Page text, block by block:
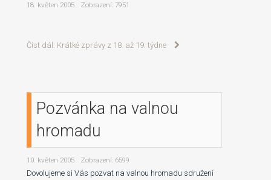
18. květen 2005 Zobrazení: 7951
Číst dál: Krátké zprávy z 18. až 19. týdne
Pozvánka na valnou
hromadu
10. květen 2005 Zobrazení: 6599
Dovolujeme si Vás pozvat na valnou hromadu sdružení